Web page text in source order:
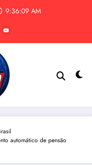
9:36:10 AM
automático de pensão